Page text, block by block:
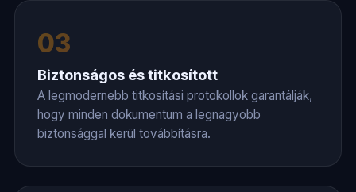
03
Biztonságos és titkosított
A legmodernebb titkosítási protokollok garantálják,
hogy minden dokumentum a legnagyobb
biztonsággal kerül továbbításra.